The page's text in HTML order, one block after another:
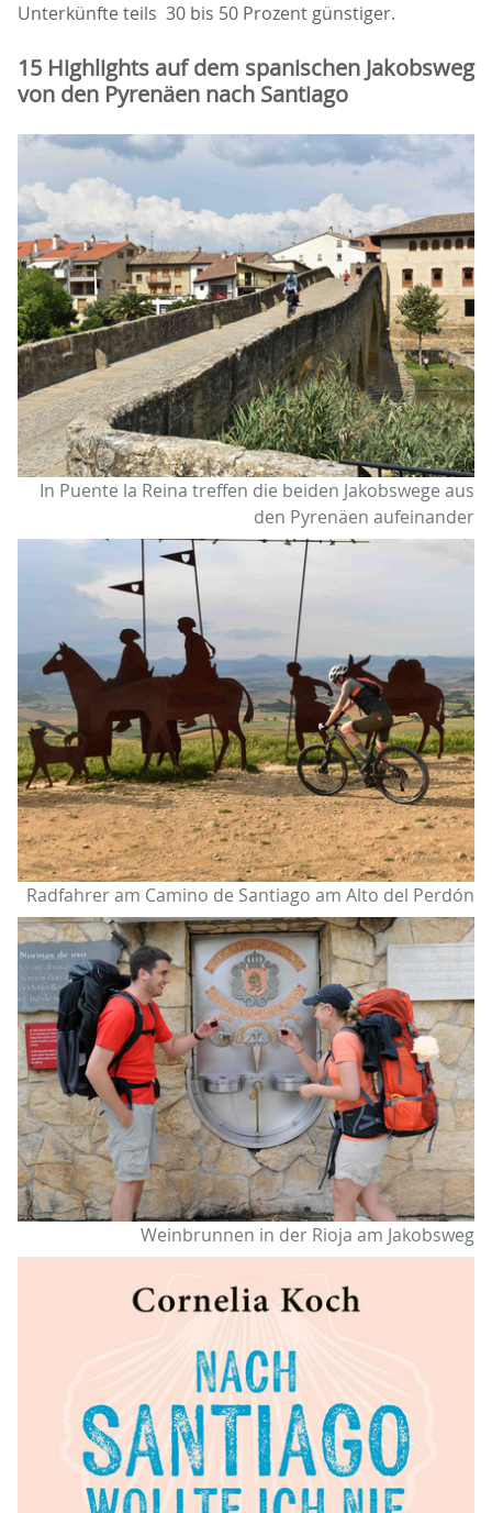
Unterkünfte teils 30 bis 50 Prozent günstiger.
15 Highlights auf dem spanischen Jakobsweg
von den Pyrenäen nach Santiago
In Puente la Reina treffen die beiden Jakobswege aus
den Pyrenäen aufeinander
Radfahrer am Camino de Santiago am Alto del Perdón
Weinbrunnen in der Rioja am Jakobsweg